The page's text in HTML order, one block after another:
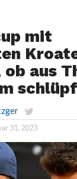
mit
ob aus
31, 2023